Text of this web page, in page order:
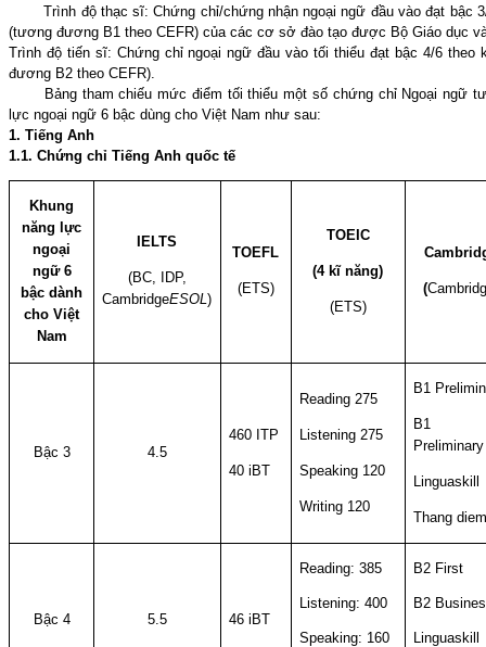
Trình độ thạc sĩ: Chứng chỉ/chứng nhận ngoại ngữ đầu vào đạt bậc
(tương đương B1 theo CEFR) của các cơ sở đào tạo được Bộ Giáo dục
Trình độ tiến sĩ: Chứng chỉ ngoại ngữ đầu vào tối thiểu đạt bậc 4/6 theo
đương B2 theo CEFR).
Bảng tham chiếu mức điểm tối thiểu một số chứng chỉ Ngoại ngữ
lực ngoại ngữ 6 bậc dùng cho Việt Nam như sau:
1. Tiếng Anh
1.1. Chứng chỉ Tiếng Anh quốc tế
Khung
năng lực
ngoại
ngữ 6
bậc dành
cho Việt
Nam
IELTS
(BC, IDP,
CambridgeESOL)
TOEFL
(ETS)
TOEIC
(4 kĩ năng)
(ETS)
(
Bậc 3 4.5
460 ITP
40 iBT
Reading 275
Listening 275
Speaking 120
Writing 120
B1
B1
Preliminary
Linguaskill
Thang
Bậc 4 5.5 46 iBT
Reading:385
Listening:400
Speaking: 160
B2 First
B2
Linguaskill